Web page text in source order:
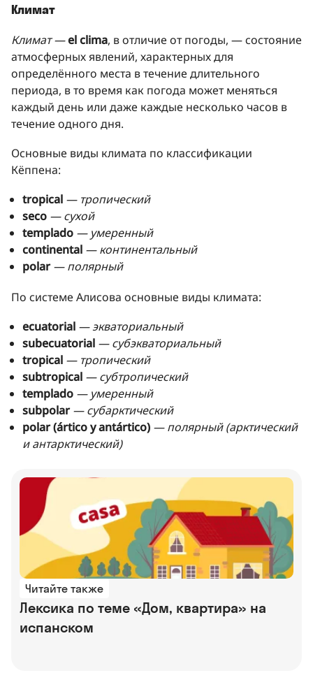
Климат
Климат —el clima, в отличие от погоды, — состояние
атмосферных явлений, характерных для
определённого места в течение длительного
периода, в то время как погода может меняться
каждый день или даже каждые несколько часов в
течение одного дня.
Основные виды климата по классификации
Кёппена:
tropical — тропический
seco — сухой
templado — умеренный
continental — континентальный
polar— полярный
По системе Алисова основные виды климата:
ecuatorial — экваториальный
subecuatorial — субэкваториальный
tropical — тропический
subtropical — субтропический
templado — умеренный
subpolar— субарктический
polar (ártico y antártico) — полярный (арктический
и антарктический)
Читайте также
Лексика по теме «Дом, квартира» на
испанском